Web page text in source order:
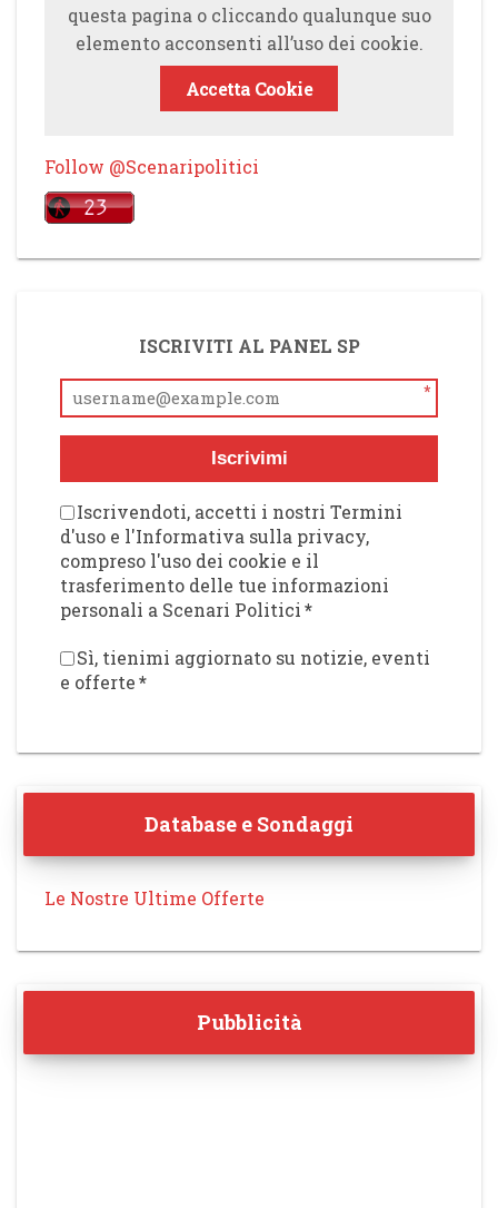
questa pagina o cliccando qualunque suo
elemento acconsenti all’uso dei cookie.
Accetta Cookie
Follow @Scenaripolitici
ISCRIVITI AL PANEL SP
*
Iscrivimi
Iscrivendoti, accetti i nostri Termini
d'uso e l'Informativa sulla privacy,
compreso l'uso dei cookie e il
trasferimento delle tue informazioni
personali a Scenari Politici*
Sì, tienimi aggiornato su notizie, eventi
e offerte*
Database e Sondaggi
Le Nostre Ultime Offerte
Pubblicità